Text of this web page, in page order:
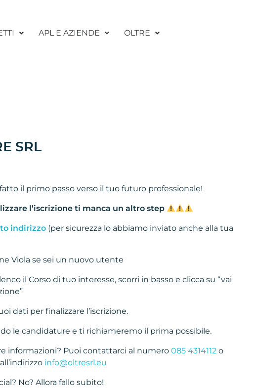
APL E AZIENDE OLTRE
SRL
il primo passo verso il tuo futuro professionale!
l’iscrizione ti manca un altro step
indirizzo (per sicurezza lo abbiamo inviato anche alla tua
Viola se sei un nuovo utente
il Corso di tuo interesse, scorri in basso e clicca su “vai
dati per finalizzare l’iscrizione.
le candidature e ti richiameremo il prima possibile.
informazioni? Puoi contattarci al numero 085 4314112 o
info@oltresrl.eu
No? Allora fallo subito!